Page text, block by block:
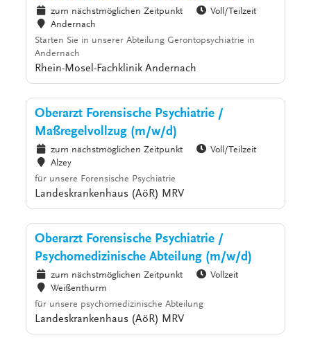
zum nächstmöglichen Zeitpunkt
Voll/Teilzeit
Andernach
Starten Sie in unserer Abteilung Gerontopsychiatrie in
Andernach
Rhein-Mosel-Fachklinik Andernach
Oberarzt Forensische Psychiatrie /
Maßregelvollzug (m/w/d)
zum nächstmöglichen Zeitpunkt
Voll/Teilzeit
Alzey
für unsere Forensische Psychiatrie
Landeskrankenhaus (AöR) MRV
Oberarzt Forensische Psychiatrie /
Psychomedizinische Abteilung (m/w/d)
zum nächstmöglichen Zeitpunkt
Vollzeit
Weißenthurm
für unsere psychomedizinische Abteilung
Landeskrankenhaus (AöR) MRV